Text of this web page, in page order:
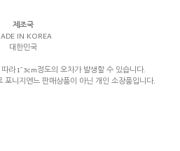
제조국
IN KOREA
대한민국
라 1~3cm정도의 오차가 발생할 수 있습니다.
니지엔느 판매상품이 아닌 개인 소장품입니다.